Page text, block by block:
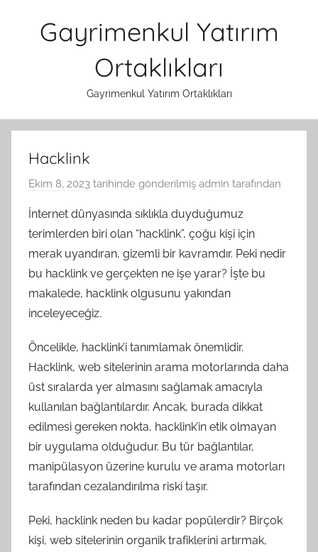
Gayrimenkul Yatırım
Ortaklıkları
Gayrimenkul Yatırım Ortaklıkları
Hacklink
Ekim 8, 2023 tarihinde gönderilmiş admin tarafından
İnternet dünyasında sıklıkla duyduğumuz
terimlerden biri olan “hacklink”, çoğu kişi için
merak uyandıran, gizemli bir kavramdır. Peki nedir
bu hacklink ve gerçekten ne işe yarar? İşte bu
makalede, hacklink olgusunu yakından
inceleyeceğiz.
Öncelikle, hacklink’i tanımlamak önemlidir.
Hacklink, web sitelerinin arama motorlarında daha
üst sıralarda yer almasını sağlamak amacıyla
kullanılan bağlantılardır. Ancak, burada dikkat
edilmesi gereken nokta, hacklink’in etik olmayan
bir uygulama olduğudur. Bu tür bağlantılar,
manipülasyon üzerine kurulu ve arama motorları
tarafından cezalandırılma riski taşır.
Peki, hacklink neden bu kadar popülerdir? Birçok
kişi, web sitelerinin organik trafiklerini artırmak,